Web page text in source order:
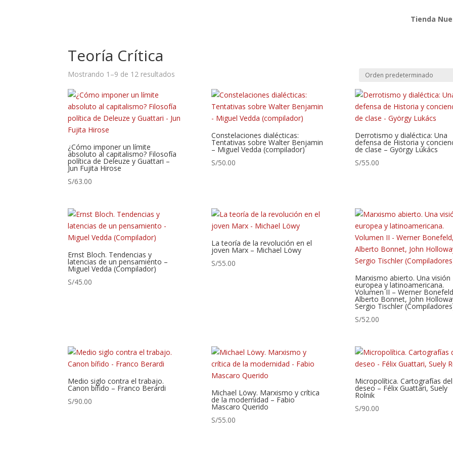
Tienda
Teoría Crítica
Mostrando 1–9 de 12 resultados
¿Cómo imponer un límite
absoluto al capitalismo? Filosofía
política de Deleuze y Guattari –
Jun Fujita Hirose
S/63.00
Constelaciones dialécticas:
Tentativas sobre Walter Benjamin
– Miguel Vedda (compilador)
S/50.00
Derrotismo y dialéctica: Una
defensa de Historia y
de clase – György Lukács
S/55.00
Ernst Bloch. Tendencias y
latencias de un pensamiento –
Miguel Vedda (Compilador)
S/45.00
La teoría de la revolución en el
joven Marx – Michael Löwy
S/55.00
Marxismo abierto. Una visión
europea y latinoamericana.
Volumen II – Werner
Alberto Bonnet, John
Sergio Tischler
S/52.00
Medio siglo contra el trabajo.
Canon bífido – Franco Berardi
S/90.00
Michael Löwy. Marxismo y crítica
de la modernidad – Fabio
Mascaro Querido
S/55.00
Micropolítica. Cartografías del
deseo – Félix Guattari, Suely
Rolnik
S/90.00